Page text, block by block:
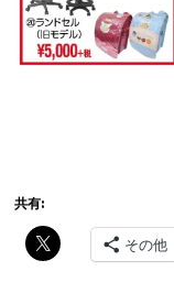
共有:
その他